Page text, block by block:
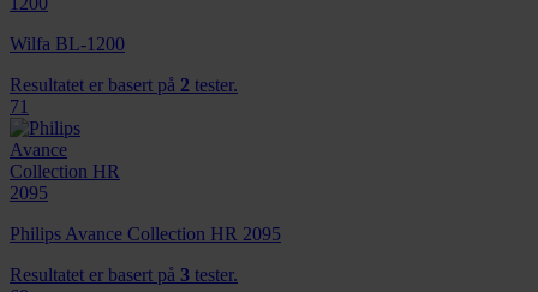
Wilfa BL-1200
Resultatet er basert på 2 tester.
71
Philips Avance Collection HR 2095
Resultatet er basert på 3 tester.